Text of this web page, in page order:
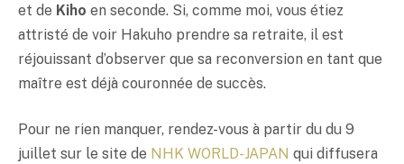
et de Kiho en seconde. Si, comme moi, vous étiez
attristé de voir Hakuho prendre sa retraite, il est
réjouissant d’observer que sa reconversion en tant que
maître est déjà couronnée de succès.
Pour ne rien manquer, rendez-vous à partir du du 9
juillet sur le site de NHK WORLD-JAPAN qui diffusera